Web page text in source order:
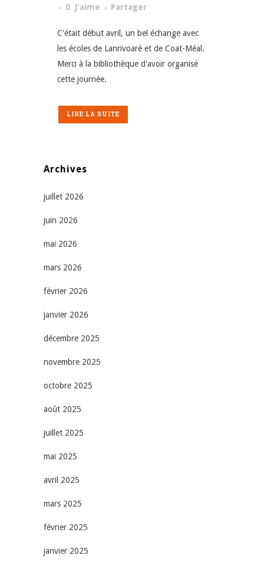
0 J'aime Partager
C'était début avril, un bel échange avec
les écoles de Lanrivoaré et de Coat-Méal.
Merci à la bibliothèque d'avoir organisé
cette journée.
LIRE LA SUITE
Archives
juillet 2026
juin 2026
mai 2026
mars 2026
février 2026
janvier 2026
décembre 2025
novembre 2025
octobre 2025
août 2025
juillet 2025
mai 2025
avril 2025
mars 2025
février 2025
janvier 2025